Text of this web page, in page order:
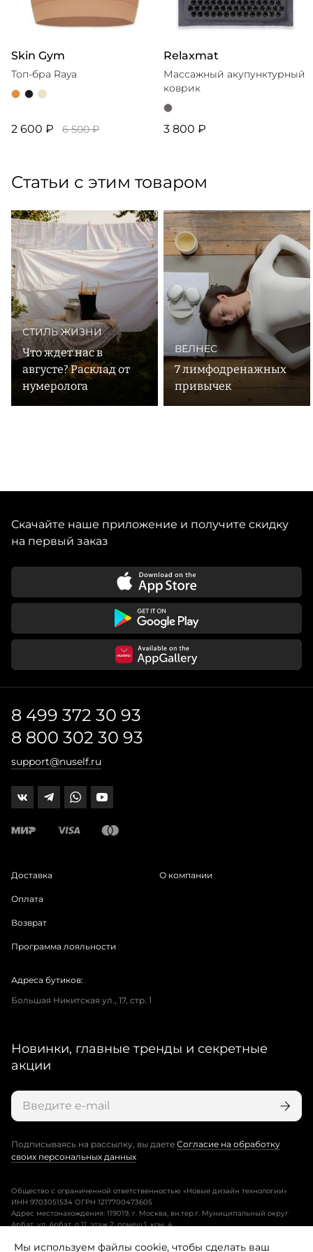
Skin Gym
Топ-бра Raya
2 600 ₽ 6 500 ₽
Relaxmat
Массажный акупунктурный
коврик
3 800 ₽
Статьи с этим товаром
СТИЛЬ ЖИЗНИ
Что ждет нас в
августе? Расклад от
нумеролога
ВЕЛНЕС
7 лимфодренажных
привычек
Скачайте наше приложение и получите скидку
на первый заказ
8 499 372 30 93
8 800 302 30 93
support@nuself.ru
Доставка
Оплата
Возврат
Программа лояльности
О компании
Адреса бутиков:
Большая Никитская ул., 17, стр. 1
Новинки, главные тренды и секретные
акции
Подписываясь на рассылку, вы даете Согласие на обработку
своих персональных данных
Общество с ограниченной ответственностью «Новые дизайн технологии»
ИНН 9703051534 ОГРН 1217700473605
Адрес местонахождения: 119019, г. Москва, вн.тер.г. Муниципальный округ
Арбат, ул. Арбат, д.11, этаж 2, помещ.1, ком. 4.
Мы используем файлы cookie, чтобы сделать ваш